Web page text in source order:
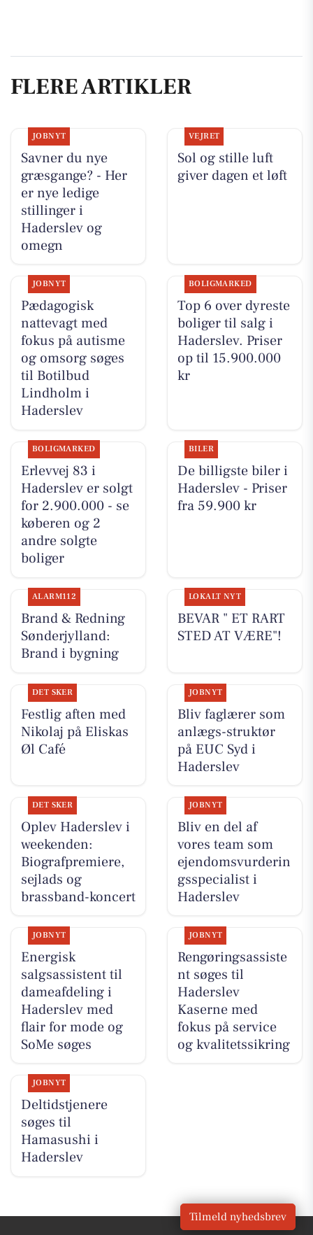
FLERE ARTIKLER
JOBNYT
Savner du nye
græsgange? - Her
er nye ledige
stillinger i
Haderslev og
omegn
VEJRET
Sol og stille luft
giver dagen et løft
JOBNYT
Pædagogisk
nattevagt med
fokus på autisme
og omsorg søges
til Botilbud
Lindholm i
Haderslev
BOLIGMARKED
Top 6 over dyreste
boliger til salg i
Haderslev. Priser
op til 15.900.000
kr
BOLIGMARKED
Erlevvej 83 i
Haderslev er solgt
for 2.900.000 - se
køberen og 2
andre solgte
boliger
BILER
De billigste biler i
Haderslev - Priser
fra 59.900 kr
ALARM112
Brand & Redning
Sønderjylland:
Brand i bygning
LOKALT NYT
BEVAR " ET RART
STED AT VÆRE"!
DET SKER
Festlig aften med
Nikolaj på Eliskas
Øl Café
JOBNYT
Bliv faglærer som
anlægs-struktør
på EUC Syd i
Haderslev
DET SKER
Oplev Haderslev i
weekenden:
Biografpremiere,
sejlads og
brassband-koncert
JOBNYT
Bliv en del af
vores team som
ejendomsvurderin
gsspecialist i
Haderslev
JOBNYT
Energisk
salgsassistent til
dameafdeling i
Haderslev med
flair for mode og
SoMe søges
JOBNYT
Rengøringsassiste
nt søges til
Haderslev
Kaserne med
fokus på service
og kvalitetssikring
JOBNYT
Deltidstjenere
søges til
Hamasushi i
Haderslev
Tilmeld nyhedsbrev